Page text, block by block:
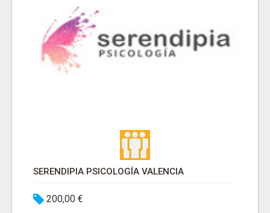
SERENDIPIA PSICOLOGÍA VALENCIA
200,00 €